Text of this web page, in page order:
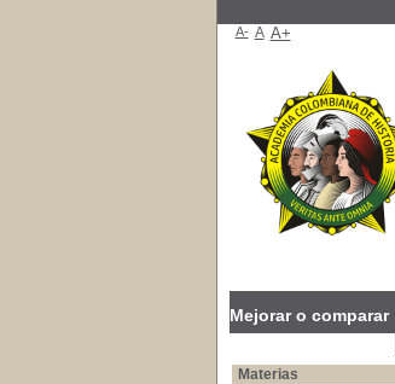
A- A A+
Mejorar o comparar
Materias